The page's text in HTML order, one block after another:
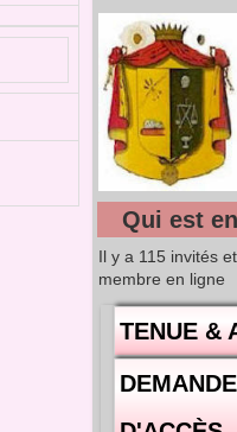
Qui est
Il y a 115 invités
membre en ligne
TENUE &
DEMANDE